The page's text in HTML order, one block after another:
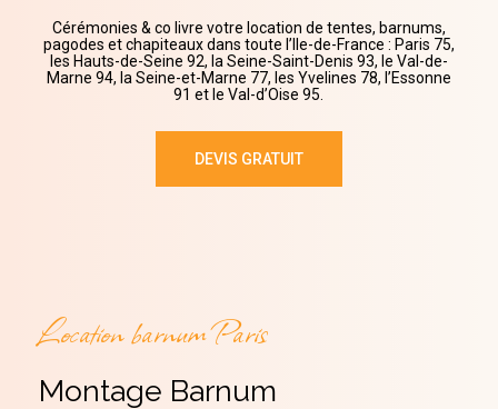
Cérémonies & co livre votre location de tentes, barnums,
pagodes et chapiteaux dans toute l’Ile-de-France : Paris 75,
les Hauts-de-Seine 92, la Seine-Saint-Denis 93, le Val-de-
Marne 94, la Seine-et-Marne 77, les Yvelines 78, l’Essonne
91 et le Val-d’Oise 95.
DEVIS GRATUIT
Location barnum Paris
Montage Barnum